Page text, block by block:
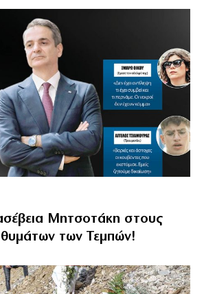
Μητσοτάκη στους
θυμάτων των Τεμπών!